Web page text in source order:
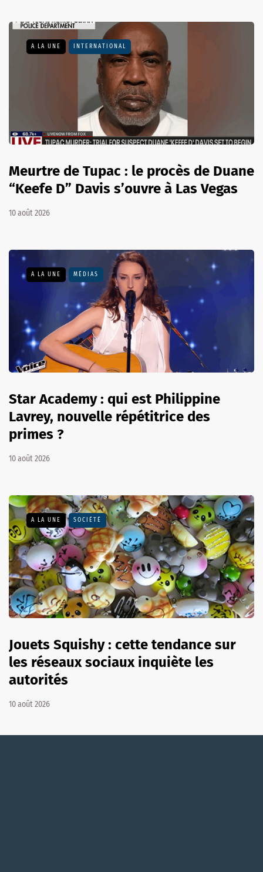
A LA UNE INTERNATIONAL
Meurtre de Tupac : le procès de Duane
“Keefe D” Davis s’ouvre à Las Vegas
10 août 2026
A LA UNE MÉDIAS
Star Academy : qui est Philippine
Lavrey, nouvelle répétitrice des
primes ?
10 août 2026
A LA UNE SOCIÉTÉ
Jouets Squishy : cette tendance sur
les réseaux sociaux inquiète les
autorités
10 août 2026